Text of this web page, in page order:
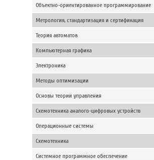
Объектно-ориентированное программирование
Метрология, стандартизация и сертификация
Теория автоматов
Компьютерная графика
Электроника
Методы оптимизации
Основы теории управления
Схемотехника аналого-цифровых устройств
Операционные системы
Схемотехника
Системное программное обеспечение